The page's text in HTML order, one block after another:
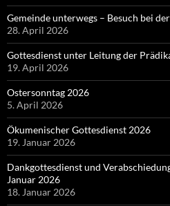
Gemeinde unterwegs – Besuch bei
28. April 2026
Gottesdienst unter Leitung der
19. April 2026
Ostersonntag 2026
5. April 2026
Ökumenischer Gottesdienst 2026
19. Januar 2026
Dankgottesdienst und
Januar 2026
18. Januar 2026